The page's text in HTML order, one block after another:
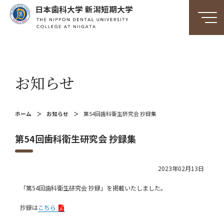
日本歯科大学 新潟短期大学
お知らせ
ホーム お知らせ 第54回歯科衛生研究会 抄録集
第54回歯科衛生研究会 抄録集
2023年02月13日
「第54回歯科衛生研究会 抄録」を掲載いたしました。
抄録はこちら